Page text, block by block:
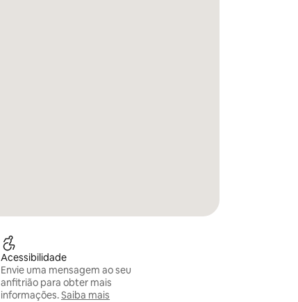
Acessibilidade
Envie uma mensagem ao seu
anfitrião para obter mais
informações.Saiba mais